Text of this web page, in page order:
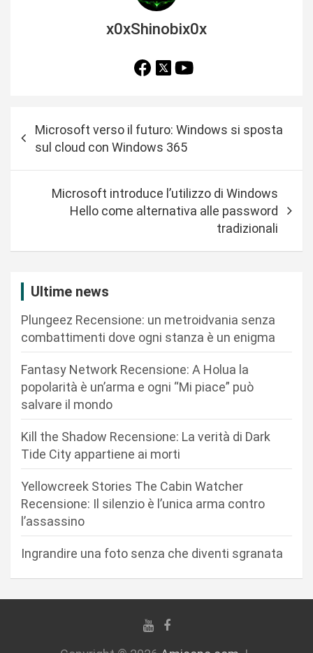
x0xShinobix0x
z
Microsoft verso il futuro: Windows si sposta
sul cloud con Windows 365
Microsoft introduce l’utilizzo di Windows
Hello come alternativa alle password
tradizionali
Ultime news
Plungeez Recensione: un metroidvania senza
combattimenti dove ogni stanza è un enigma
Fantasy Network Recensione: A Holua la
popolarità è un’arma e ogni “Mi piace” può
salvare il mondo
Kill the Shadow Recensione: La verità di Dark
Tide City appartiene ai morti
Yellowcreek Stories The Cabin Watcher
Recensione: Il silenzio è l’unica arma contro
l’assassino
Ingrandire una foto senza che diventi sgranata